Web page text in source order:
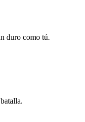
duro como tú.